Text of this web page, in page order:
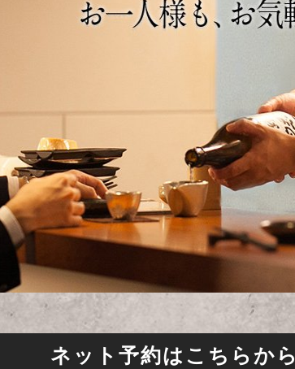
ネット予約はこちらから